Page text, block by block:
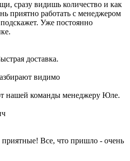
сразу видишь количество и как
приятно работать с менеджером
Уже постоянно
доставка.
видимо
нашей команды менеджеру Юле.
Все, что пришло - очень